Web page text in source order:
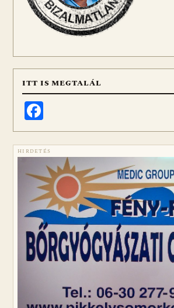
ITT IS MEGTALÁL
HIRDETÉS